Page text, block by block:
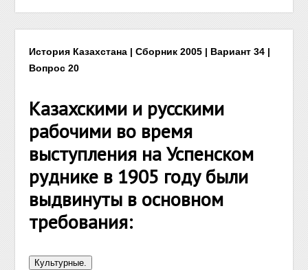
История Казахстана | Сборник 2005 | Вариант 34 |
Вопрос 20
Казахскими и русскими
рабочими во время
выступления на Успенском
руднике в 1905 году были
выдвинуты в основном
требования: